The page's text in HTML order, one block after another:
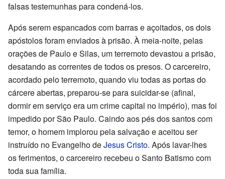
falsas testemunhas para condená-los.
Após serem espancados com barras e açoitados, os dois
apóstolos foram enviados à prisão. À meia-noite, pelas
orações de Paulo e Silas, um terremoto devastou a prisão,
desatando as correntes de todos os presos. O carcereiro,
acordado pelo terremoto, quando viu todas as portas do
cárcere abertas, preparou-se para suicidar-se (afinal,
dormir em serviço era um crime capital no império), mas foi
impedido por São Paulo. Caindo aos pés dos santos com
temor, o homem implorou pela salvação e aceitou ser
instruído no Evangelho deJesus Cristo. Após lavar-lhes
os ferimentos, o carcereiro recebeu o Santo Batismo com
toda sua família.